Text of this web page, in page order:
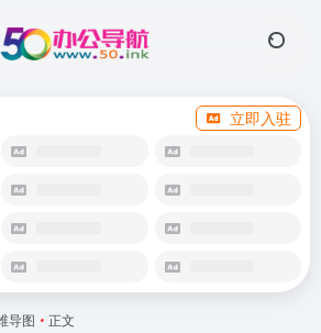
立即入驻
导图 • 正文